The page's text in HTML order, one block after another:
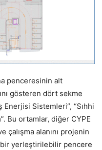
penceresinin alt
gösteren dört sekme
Enerjisi Sistemleri”, “Sıhhi
Bu ortamlar, diğer CYPE
çalışma alanını projenin
yerleştirilebilir pencere